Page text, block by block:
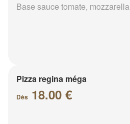
Base sauce tomate, mozzarella
Pizza regina méga
Dès 18.00 €